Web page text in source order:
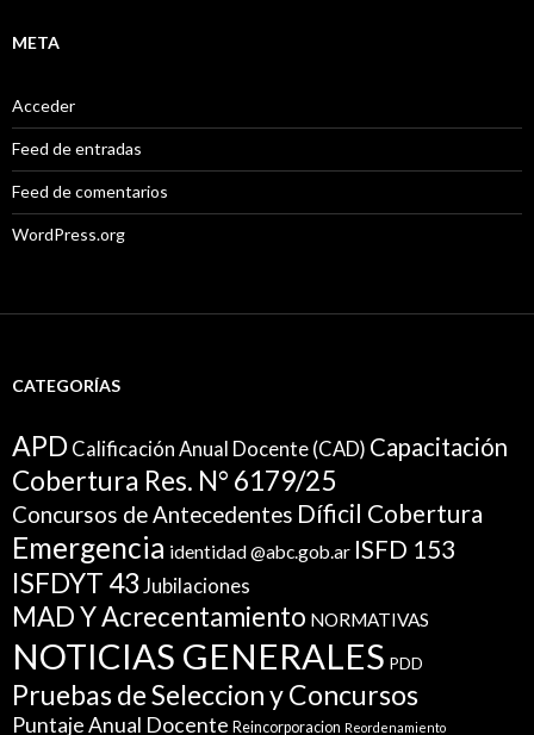
META
Acceder
Feed de entradas
Feed de comentarios
WordPress.org
CATEGORÍAS
APD Calificación Anual Docente (CAD) Capacitación
Cobertura Res. N° 6179/25
Concursos de Antecedentes Díficil Cobertura
Emergencia identidad @abc.gob.ar ISFD 153
ISFDYT 43 Jubilaciones
MAD Y Acrecentamiento NORMATIVAS
NOTICIAS GENERALES PDD
Pruebas de Seleccion y Concursos
Puntaje Anual Docente Reincorporacion Reordenamiento